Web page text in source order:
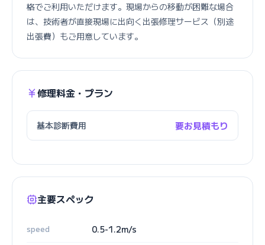
格でご利用いただけます。現場からの移動が困難な場合
は、技術者が直接現場に出向く出張修理サービス（別途
出張費）もご用意しています。
修理料金・プラン
基本診断費用 要お見積もり
主要スペック
speed 0.5-1.2m/s